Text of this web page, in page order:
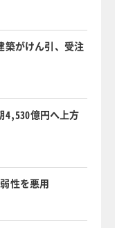
がけん引、受注
億円へ上方
性を悪用